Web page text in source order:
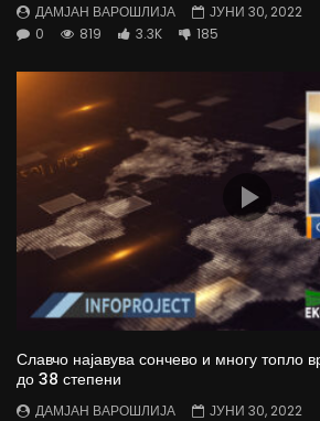
ДАМЈАН ВАРОШЛИЈА
ЈУНИ 30, 2022
0
819 3.3K 185
Славчо најавува сончево и многу топло
до 38 степени
ДАМЈАН ВАРОШЛИЈА
ЈУНИ 30, 2022